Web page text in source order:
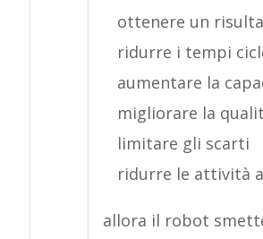
ottenere un
ridurre i tempi
aumentare la
migliorare la
limitare gli scarti
ridurre le attività
allora il robot